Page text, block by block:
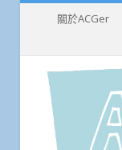
關於ACGer